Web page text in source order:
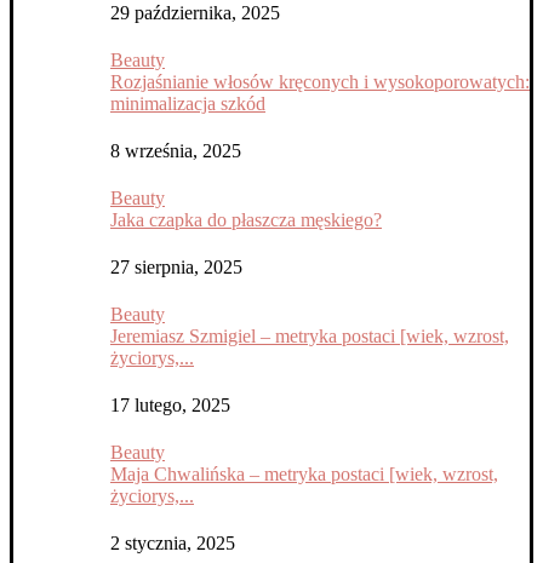
29 października, 2025
Beauty
Rozjaśnianie włosów kręconych i wysokoporowatych:
minimalizacja szkód
8 września, 2025
Beauty
Jaka czapka do płaszcza męskiego?
27 sierpnia, 2025
Beauty
Jeremiasz Szmigiel – metryka postaci [wiek, wzrost,
życiorys,...
17 lutego, 2025
Beauty
Maja Chwalińska – metryka postaci [wiek, wzrost,
życiorys,...
2 stycznia, 2025